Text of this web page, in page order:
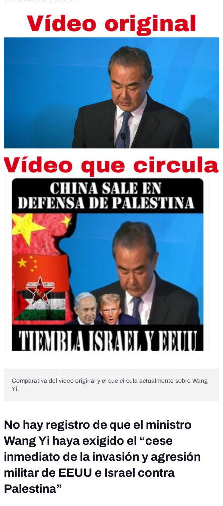
Comparativa del vídeo original y el que circula actualmente sobre Wang
Yi.
No hay registro de que el ministro
Wang Yi haya exigido el “cese
inmediato de la invasión y agresión
militar de EEUU e Israel contra
Palestina”